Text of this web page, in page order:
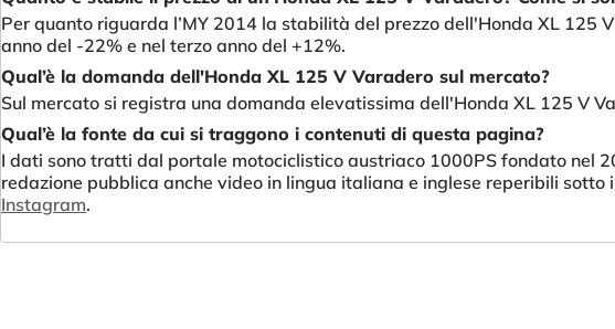
Per quanto riguarda l’MY 2014 la stabilità del prezzo dell'Honda XL 125
anno del -22% e nel terzo anno del +12%.
Qual’è la domanda dell'Honda XL 125 V Varadero sul mercato?
Sul mercato si registra una domanda elevatissima dell'Honda XL 125 V
Qual’è la fonte da cui si traggono i contenuti di questa pagina?
I dati sono tratti dal portale motociclistico austriaco 1000PS fondato nel
redazione pubblica anche video in lingua italiana e inglese reperibili sotto
Instagram.